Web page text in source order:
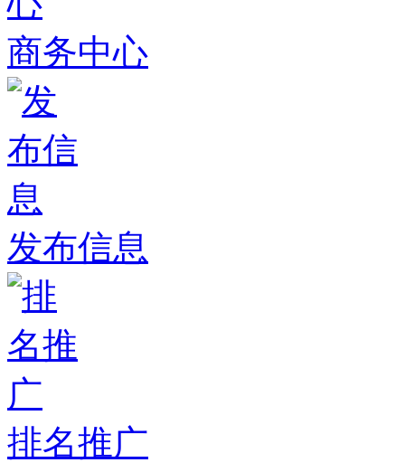
商务中心
发布信息
排名推广